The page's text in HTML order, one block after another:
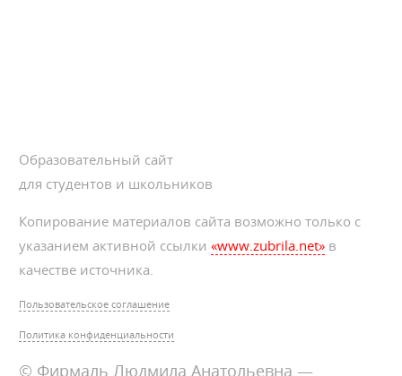
Образовательный сайт
для студентов и школьников
Копирование материалов сайта возможно только с
указанием активной ссылки«www.zubrila.net» в
качестве источника.
Пользовательское соглашение
Политика конфиденциальности
© Фирмаль Людмила Анатольевна —